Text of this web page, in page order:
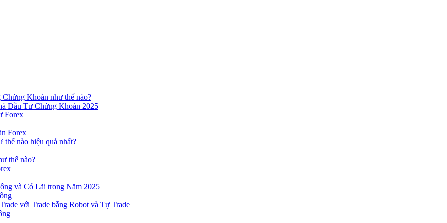
Khoán như thế nào?
Đầu Tư Chứng Khoán 2025
Forex
Forex
nào hiệu quả nhất?
thế nào?
và Có Lãi trong Năm 2025
với Trade bằng Robot và Tự Trade